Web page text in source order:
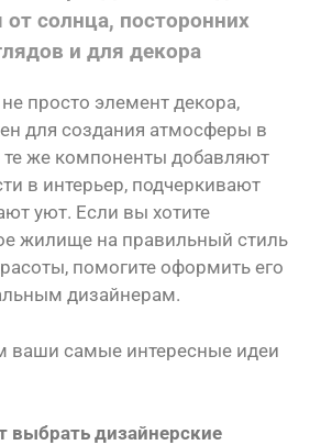
солнца, посторонних
и для декора
просто элемент декора,
для создания атмосферы в
же компоненты добавляют
в интерьер, подчеркивают
уют. Если вы хотите
жилище на правильный стиль
помогите оформить его
дизайнерам.
ваши самые интересные идеи
выбрать дизайнерские